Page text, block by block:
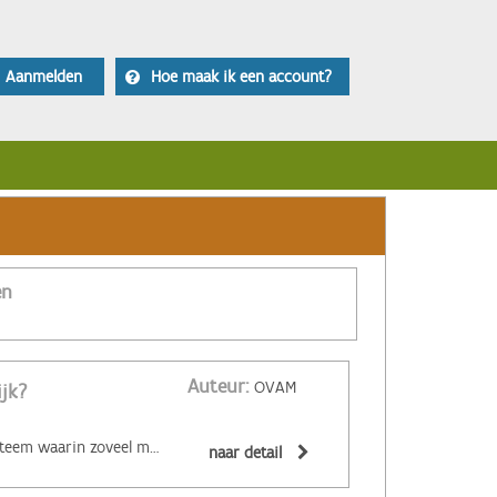
Aanmelden Hoe maak ik een account?
Auteur: OVAM
‌De circulaire economie is een economisch systeem waarin zoveel mogelijk producten en grondstoffen hergebruikt of hoogwaardig gerecycleerd worden. Materialen zijn (volledig) recycleerbaar of afbreekbaar, spullen worden hersteld, hebben een hoge tweedehandswaarde, zijn ‘upgradebaar’, kunnen makkelijk gedemonteerd worden en omgevormd tot nieuwe producten ... Zo wordt maximaal vermeden dat spullen hun waarde verliezen. De circulaire economie biedt een alternatief voor het huidige lineaire systeem. Daarin worden grondstoffen omgezet in producten die aan het einde van hun leven massaal afval worden. De Ellen MacArthur Foundation maakte er een inzichtelijk filmpje over: naar detail